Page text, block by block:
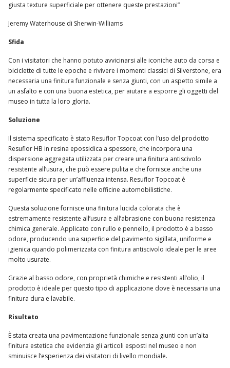
giusta texture superficiale per ottenere queste prestazioni”
Jeremy Waterhouse di Sherwin-Williams
Sfida
Con i visitatori che hanno potuto avvicinarsi alle iconiche auto da corsa e
biciclette di tutte le epoche e rivivere i momenti classici di Silverstone, era
necessaria una finitura funzionale e senza giunti, con un aspetto simile a
un asfalto e con una buona estetica, per aiutare a esporre gli oggetti del
museo in tutta la loro gloria.
Soluzione
Il sistema specificato è stato Resuflor Topcoat con l’uso del prodotto
Resuflor HB in resina epossidica a spessore, che incorpora una
dispersione aggregata utilizzata per creare una finitura antiscivolo
resistente all’usura, che può essere pulita e che fornisce anche una
superficie sicura per un’affluenza intensa. Resuflor Topcoat è
regolarmente specificato nelle officine automobilistiche.
Questa soluzione fornisce una finitura lucida colorata che è
estremamente resistente all’usura e all’abrasione con buona resistenza
chimica generale. Applicato con rullo e pennello, il prodotto è a basso
odore, producendo una superficie del pavimento sigillata, uniforme e
igienica quando polimerizzata con finitura antiscivolo ideale per le aree
molto usurate.
Grazie al basso odore, con proprietà chimiche e resistenti all’olio, il
prodotto è ideale per questo tipo di applicazione dove è necessaria una
finitura dura e lavabile.
Risultato
È stata creata una pavimentazione funzionale senza giunti con un’alta
finitura estetica che evidenzia gli articoli esposti nel museo e non
sminuisce l’esperienza dei visitatori di livello mondiale.